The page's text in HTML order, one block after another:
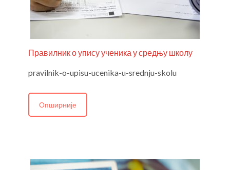
Правилник о упису ученика у средњу школу
pravilnik-o-upisu-ucenika-u-srednju-skolu
Опширније